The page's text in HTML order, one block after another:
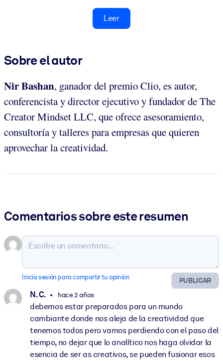
Leer
Sobre el autor
Nir Bashan, ganador del premio Clio, es autor,
conferencista y director ejecutivo y fundador de The
Creator Mindset LLC, que ofrece asesoramiento,
consultoría y talleres para empresas que quieren
aprovechar la creatividad.
Comentarios sobre este resumen
PUBLICAR
Inicia sesión para compartir tu opinión
N. C. hace 2 años
debemos estar preparados para un mundo
cambiante donde nos aleja de la creatividad que
tenemos todos pero vamos perdiendo con el paso del
tiempo, no dejar que lo analítico nos haga olvidar la
esencia de ser as creativos, se pueden fusionar esos